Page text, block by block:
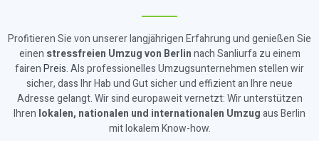
Profitieren Sie von unserer langjährigen Erfahrung und genießen Sie
einen stressfreien Umzug von Berlinnach Sanliurfa zu einem
fairenPreis. Als professionelles Umzugsunternehmen stellen wir
sicher, dass Ihr Hab und Gut sicher und effizient an Ihre neue
Adresse gelangt. Wir sind europaweit vernetzt: Wir unterstützen
Ihren lokalen, nationalen und internationalen Umzugaus Berlin
mit lokalem Know-how.